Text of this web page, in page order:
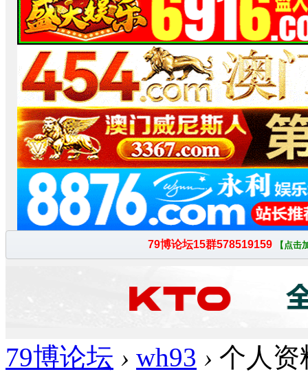
79博论坛 › wh93 › 个人资